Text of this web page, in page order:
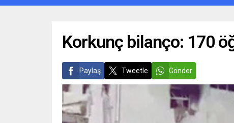
Korkunç bilanço: 170
Paylaş Tweetle Gönder